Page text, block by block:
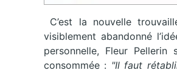
C’est la nouvelle
visiblement abandonné
personnelle, Fleur
consommée : "Il faut